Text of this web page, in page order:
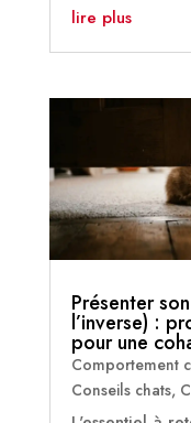
lire plus
Présenter
l’inverse) :
pour une
Comportement
Conseils chats,